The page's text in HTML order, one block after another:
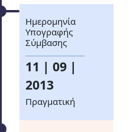
Ημερομηνία
Υπογραφής
Σύμβασης
11 | 09 |
2013
Πραγματική